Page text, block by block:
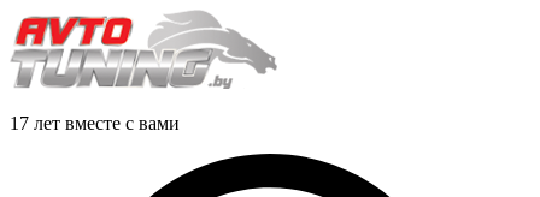
17 лет вместе с вами